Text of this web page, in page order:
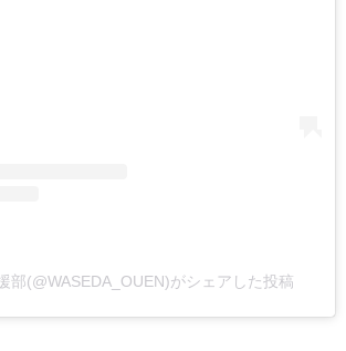
部(@WASEDA_OUEN)がシェアした投稿